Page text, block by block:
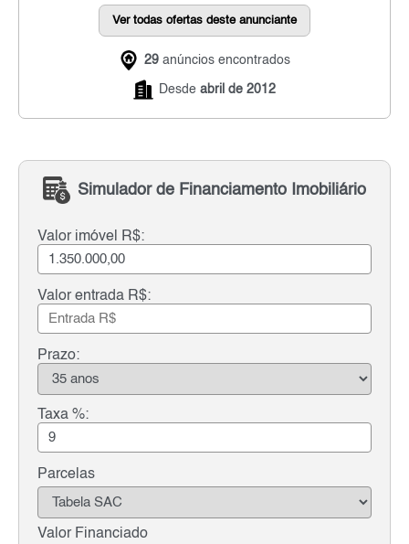
Ver todas ofertas deste anunciante
29 anúncios encontrados
Desde abril de 2012
Simulador de Financiamento Imobiliário
Valor imóvel R$:
Valor entrada R$:
Prazo:
Taxa %:
Parcelas
Valor Financiado